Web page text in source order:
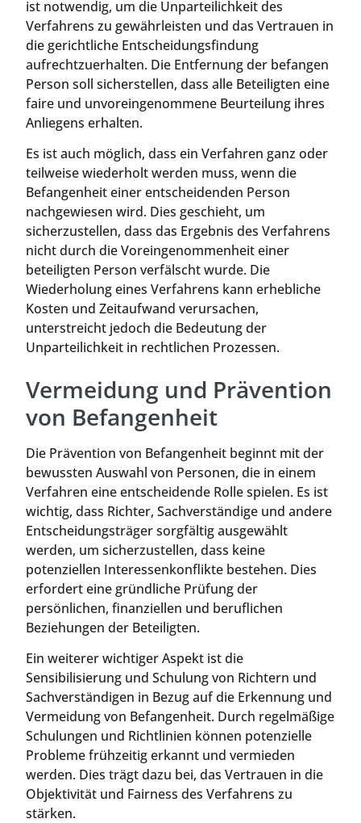
ist notwendig, um die Unparteilichkeit des
Verfahrens zu gewährleisten und das Vertrauen in
die gerichtliche Entscheidungsfindung
aufrechtzuerhalten. Die Entfernung der befangen
Person soll sicherstellen, dass alle Beteiligten eine
faire und unvoreingenommene Beurteilung ihres
Anliegens erhalten.
Es ist auch möglich, dass ein Verfahren ganz oder
teilweise wiederholt werden muss, wenn die
Befangenheit einer entscheidenden Person
nachgewiesen wird. Dies geschieht, um
sicherzustellen, dass das Ergebnis des Verfahrens
nicht durch die Voreingenommenheit einer
beteiligten Person verfälscht wurde. Die
Wiederholung eines Verfahrens kann erhebliche
Kosten und Zeitaufwand verursachen,
unterstreicht jedoch die Bedeutung der
Unparteilichkeit in rechtlichen Prozessen.
Vermeidung und Prävention
von Befangenheit
Die Prävention von Befangenheit beginnt mit der
bewussten Auswahl von Personen, die in einem
Verfahren eine entscheidende Rolle spielen. Es ist
wichtig, dass Richter, Sachverständige und andere
Entscheidungsträger sorgfältig ausgewählt
werden, um sicherzustellen, dass keine
potenziellen Interessenkonflikte bestehen. Dies
erfordert eine gründliche Prüfung der
persönlichen, finanziellen und beruflichen
Beziehungen der Beteiligten.
Ein weiterer wichtiger Aspekt ist die
Sensibilisierung und Schulung von Richtern und
Sachverständigen in Bezug auf die Erkennung und
Vermeidung von Befangenheit. Durch regelmäßige
Schulungen und Richtlinien können potenzielle
Probleme frühzeitig erkannt und vermieden
werden. Dies trägt dazu bei, das Vertrauen in die
Objektivität und Fairness des Verfahrens zu
stärken.